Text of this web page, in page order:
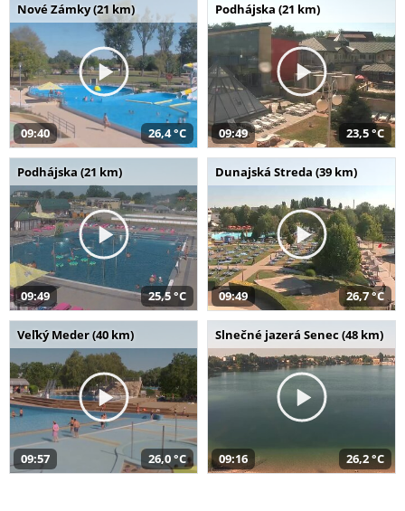
Nové Zámky (21 km)
09:40 26,4 °C
Podhájska (21 km)
09:49 23,5 °C
Podhájska (21 km)
09:49 25,5 °C
Dunajská Streda (39 km)
09:49 26,7 °C
Veľký Meder (40 km)
09:57 26,0 °C
Slnečné jazerá Senec (48 km)
09:16 26,2 °C